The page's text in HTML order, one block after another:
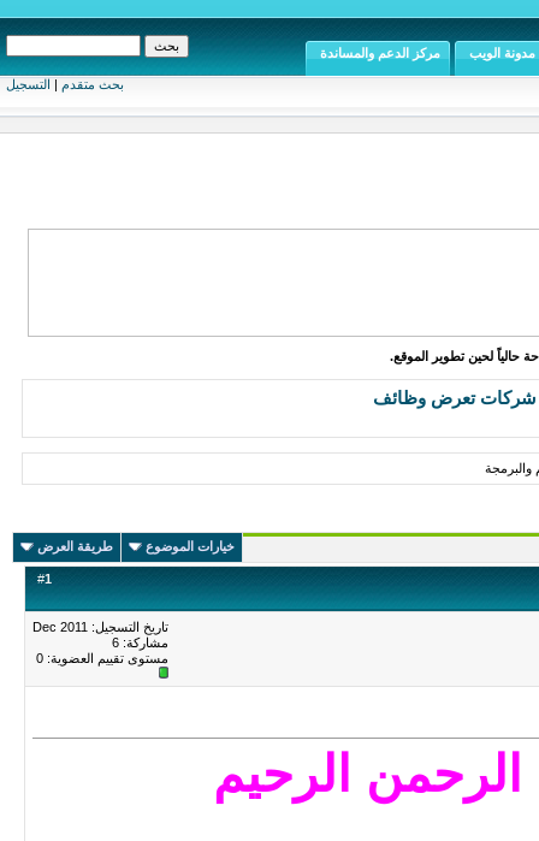
بحث متقدم | التسجيل
مدونة الويب مركز الدعم والمساندة
حالياً لحين تطوير الموقع.
شركات تعرض وظائف
خيارات الموضوع طريقة العرض
#1
تاريخ التسجيل: Dec 2011
مشاركة: 6
مستوى تقييم العضوية: 0
الرحمن الرحيم